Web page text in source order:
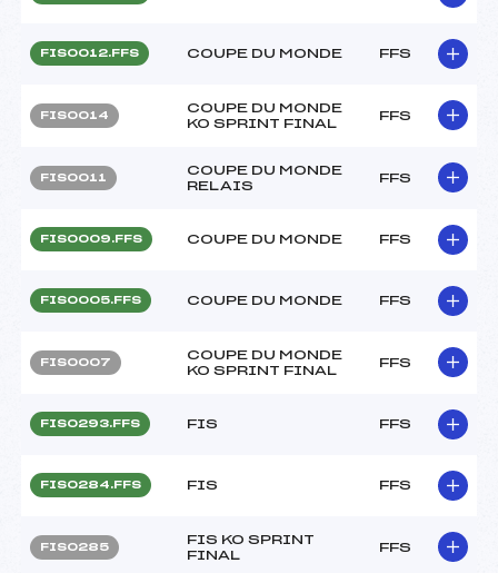
FIS0012.FFS COUPE DU MONDE FFS
FIS0014
COUPE DU MONDE
KO SPRINT FINAL
FFS
FIS0011
COUPE DU MONDE
RELAIS
FFS
FIS0009.FFS COUPE DU MONDE FFS
FIS0005.FFS COUPE DU MONDE FFS
FIS0007
COUPE DU MONDE
KO SPRINT FINAL
FFS
FIS0293.FFS FIS FFS
FIS0284.FFS FIS FFS
FIS0285
FIS KO SPRINT
FINAL
FFS